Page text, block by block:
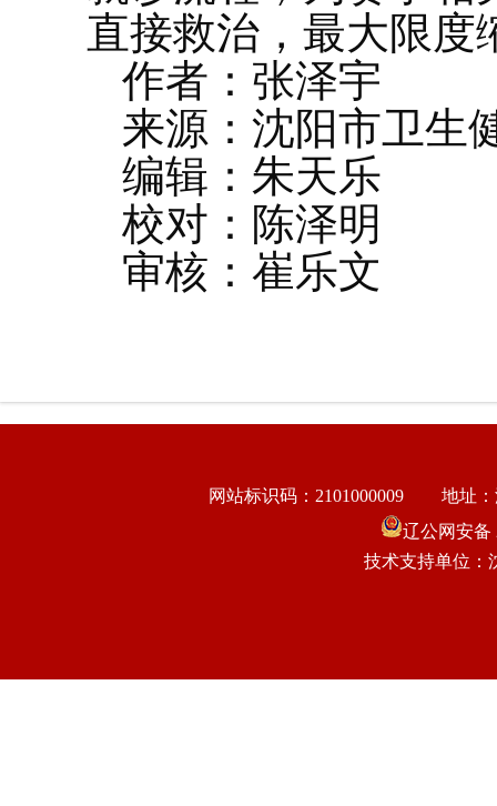
直接救治，最大限度
作者：张泽宇
来源：沈阳市卫生
编辑：朱天乐
校对：陈泽明
审核：崔乐文
网站标识码：2101000009
地址
辽公网安备
技术支持单位：